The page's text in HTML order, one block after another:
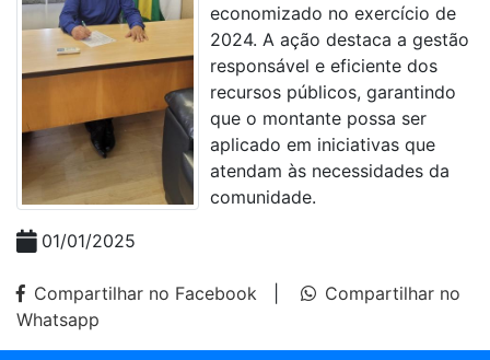
economizado no exercício de
2024. A ação destaca a gestão
responsável e eficiente dos
recursos públicos, garantindo
que o montante possa ser
aplicado em iniciativas que
atendam às necessidades da
comunidade.
01/01/2025
Compartilhar no Facebook
Compartilhar no
Whatsapp